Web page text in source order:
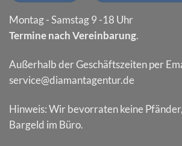
Montag - Samstag 9 -18 Uhr
Termine nach Vereinbarung.
Außerhalb der Geschäftszeiten per
service@diamantagentur.de
Hinweis: Wir bevorraten keine
Bargeld im Büro.